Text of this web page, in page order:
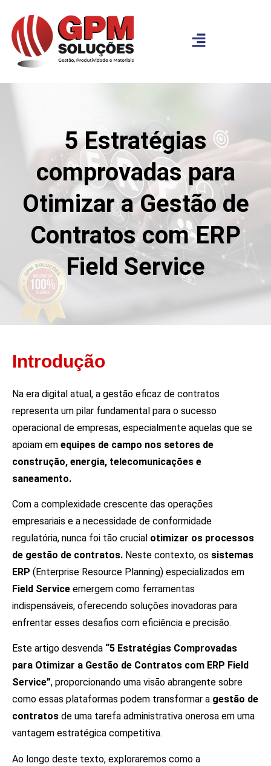
5 Estratégias
comprovadas para
Otimizar a Gestão de
Contratos com ERP
Field Service
Introdução
Na era digital atual, a gestão eficaz de contratos
representa um pilar fundamental para o sucesso
operacional de empresas, especialmente aquelas que se
apoiam em equipes de campo nos setores de
construção, energia, telecomunicações e
saneamento.
Com a complexidade crescente das operações
empresariais e a necessidade de conformidade
regulatória, nunca foi tão crucial otimizar os processos
de gestão de contratos. Neste contexto, os sistemas
ERP (Enterprise Resource Planning) especializados em
Field Service emergem como ferramentas
indispensáveis, oferecendo soluções inovadoras para
enfrentar esses desafios com eficiência e precisão.
Este artigo desvenda “5 Estratégias Comprovadas
para Otimizar a Gestão de Contratos com ERP Field
Service”, proporcionando uma visão abrangente sobre
como essas plataformas podem transformar a gestão de
contratos de uma tarefa administrativa onerosa em uma
vantagem estratégica competitiva.
Ao longo deste texto, exploraremos como a